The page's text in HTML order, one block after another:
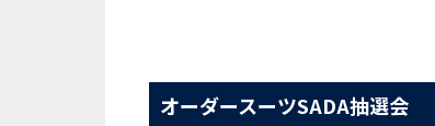
オーダースーツSADA抽選会